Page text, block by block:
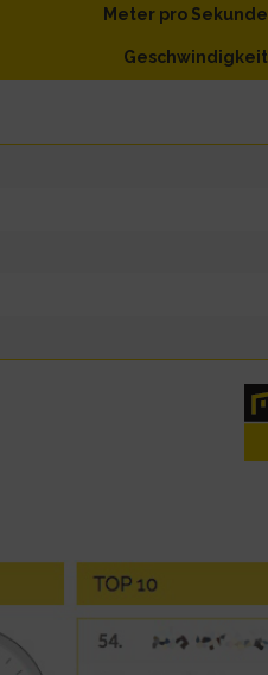
Meter pro Sekunde
Geschwindigkeit